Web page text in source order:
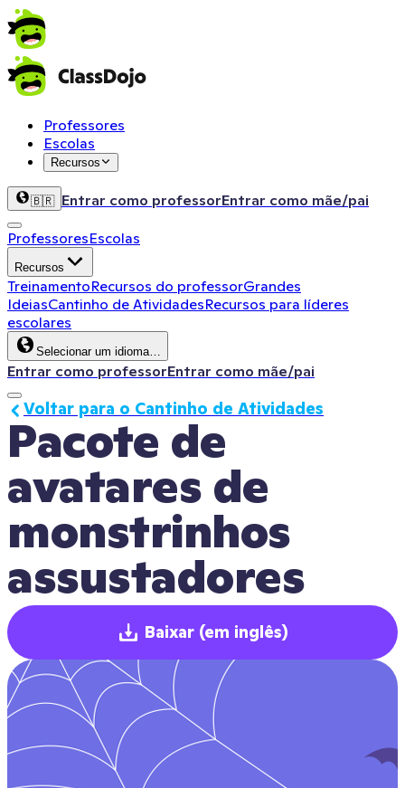
Professores
Escolas
Recursos
🇧🇷 Entrar como professorEntrar como mãe/pai
ProfessoresEscolas
Recursos
TreinamentoRecursos do professorGrandes
IdeiasCantinho de AtividadesRecursos para líderes
escolares
Selecionar um idioma…
Entrar como professorEntrar como mãe/pai
Pacote de
avatares de
monstrinhos
assustadores
Voltar para o Cantinho de Atividades
Baixar (em inglês)